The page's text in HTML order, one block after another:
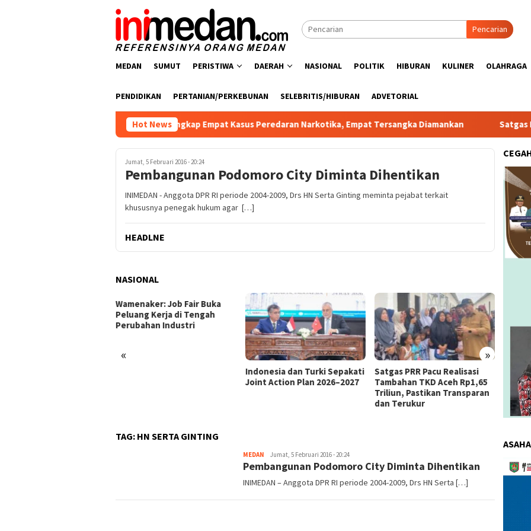
Pencarian
MEDAN SUMUT PERISTIWA DAERAH NASIONAL POLITIK HIBURAN KULINER OLAHRAGA
PENDIDIKAN PERTANIAN/PERKEBUNAN SELEBRITIS/HIBURAN ADVETORIAL
Hot News
Polres Batu Bara Ungkap Empat Kasus Peredaran Narkotika, Empat Tersangka Diamankan Satgas PRR Pacu
Jumat, 5 Februari 2016 - 20:24
Pembangunan Podomoro City Diminta Dihentikan
INIMEDAN - Anggota DPR RI periode 2004-2009, Drs HN Serta Ginting meminta pejabat terkait
khususnya penegak hukum agar […]
HEADLNE
NASIONAL
« »
Satgas PRR Pacu Realisasi
Tambahan TKD Aceh Rp1,65
Kemnaker Berhasil Mediasi
Perselisihan PHK PT Amos
Indah Indonesia Perselisihan
PHK PT Amos Indah Indonesia
The
TAG: HN SERTA GINTING
MEDAN redaksi
Jumat, 5 Februari 2016 - 20:24
Pembangunan Podomoro City Diminta Dihentikan
INIMEDAN – Anggota DPR RI periode 2004-2009, Drs HN Serta […]
Video